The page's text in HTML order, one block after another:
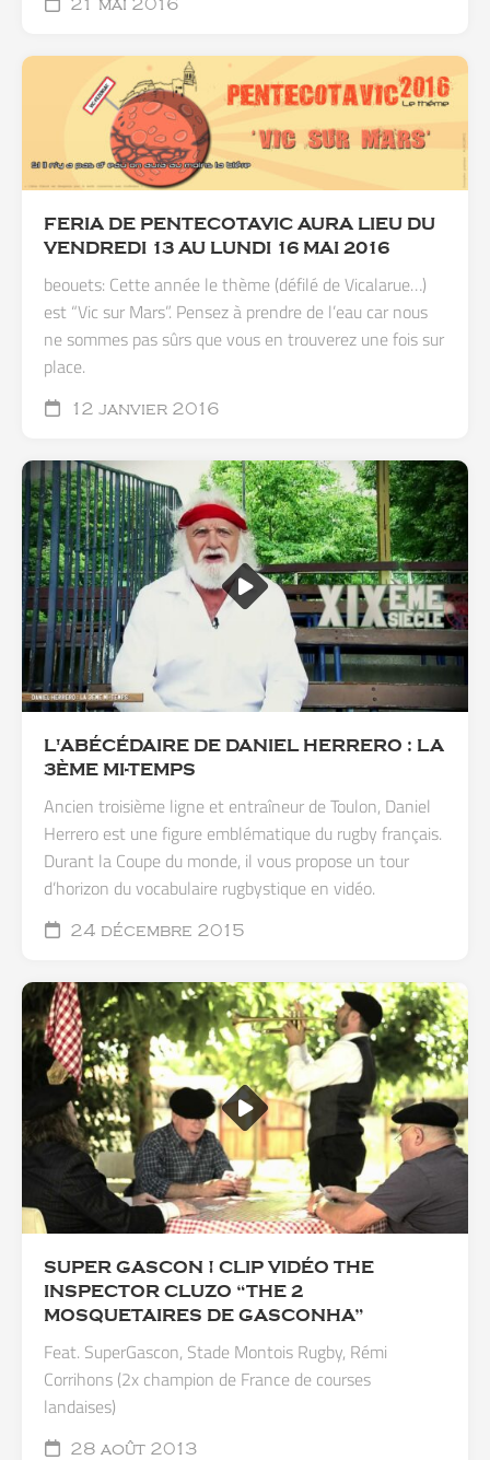
21 mai 2016
FERIA DE PENTECOTAVIC AURA LIEU DU
VENDREDI 13 AU LUNDI 16 MAI 2016
beouets: Cette année le thème (défilé de Vicalarue…)
est “Vic sur Mars”. Pensez à prendre de l’eau car nous
ne sommes pas sûrs que vous en trouverez une fois sur
place.
12 janvier 2016
L'ABÉCÉDAIRE DE DANIEL HERRERO : LA
3ÈME MI-TEMPS
Ancien troisième ligne et entraîneur de Toulon, Daniel
Herrero est une figure emblématique du rugby français.
Durant la Coupe du monde, il vous propose un tour
d’horizon du vocabulaire rugbystique en vidéo.
24 décembre 2015
SUPER GASCON ! CLIP VIDÉO THE
INSPECTOR CLUZO “THE 2
MOSQUETAIRES DE GASCONHA”
Feat. SuperGascon, Stade Montois Rugby, Rémi
Corrihons (2x champion de France de courses
landaises)
28 août 2013